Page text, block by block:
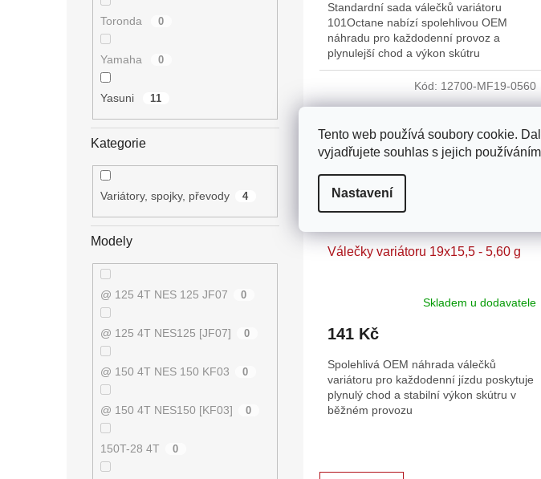
Tento web používá soubory cookie.
vyjadřujete souhlas s jejich
Nastavení
Toronda 0
Yamaha 0
Yasuni 11
Kategorie
Variátory, spojky, převody 4
Modely
@ 125 4T NES 125 JF07 0
@ 125 4T NES125 [JF07] 0
@ 150 4T NES 150 KF03 0
@ 150 4T NES150 [KF03] 0
150T-28 4T 0
Standardní sada válečků variátoru
101Octane nabízí spolehlivou OEM
náhradu pro každodenní provoz a
plynulejší chod a výkon skútru
Válečky variátoru 19x15,5 - 5,60 g
Skladem u dodavatele
141 Kč
Spolehlivá OEM náhrada válečků
variátoru pro každodenní jízdu poskytuje
plynulý chod a stabilní výkon skútru v
běžném provozu
Kód: 12700-MF19-0560